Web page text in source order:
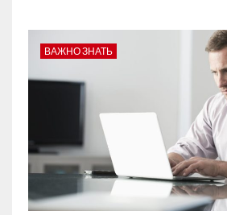
ВАЖНО ЗНАТЬ